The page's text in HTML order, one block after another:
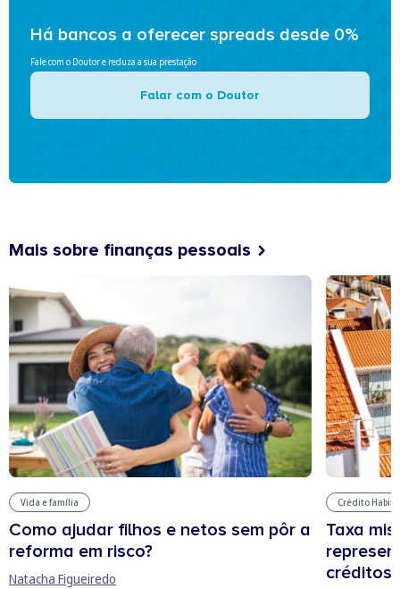
Há bancos a oferecer spreads desde 0%
Fale com o Doutor e reduza a sua prestação
Falar com o Doutor
Mais sobre finanças pessoais
Vida e família
Como ajudar filhos e netos sem pôr a
reforma em risco?
Natacha Figueiredo
Crédito
Taxa
créditos